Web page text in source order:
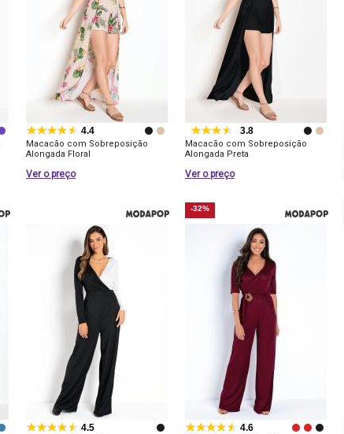
4.4
Macacão com Sobreposição
Alongada Floral
Ver o preço
3.8
Macacão com Sobreposição
Alongada Preta
Ver o preço
4.5
-32%
4.6